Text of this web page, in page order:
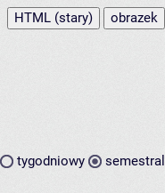
HTML (stary)
obrazek
tygodniowy